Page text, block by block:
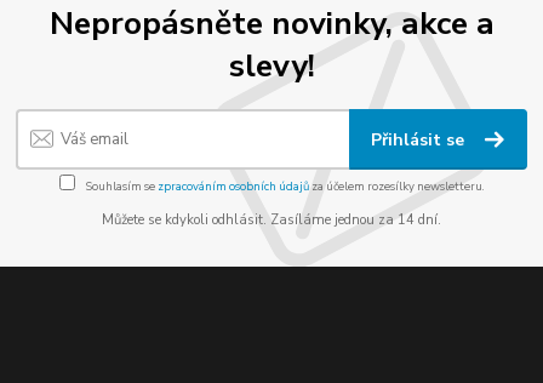
Nepropásněte novinky, akce a
slevy!
Přihlásit se
Souhlasím se zpracováním osobních údajůza účelem rozesílky newsletteru.
Můžete se kdykoli odhlásit. Zasíláme jednou za 14 dní.